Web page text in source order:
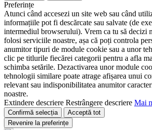
Preferințe
Atunci când accesezi un site web sau când
informațiile pot fi descărcate sau salvate (de
intermediul browserului). Vrem ca tu să decizi
folosi serviciile noastre, așa că poți controla
anumitor tipuri de module cookie sau a unor
clic pe titlurile fiecărei categorii pentru a afla
schimba setările. Dezactivarea unor module
tehnologii similare poate atrage afișarea unui
relevant sau indisponibilitatea anumitor
noastre.
Extindere descriere Restrângere descriere Mai
Confirmă selecția
Acceptă tot
Revenire la preferințe